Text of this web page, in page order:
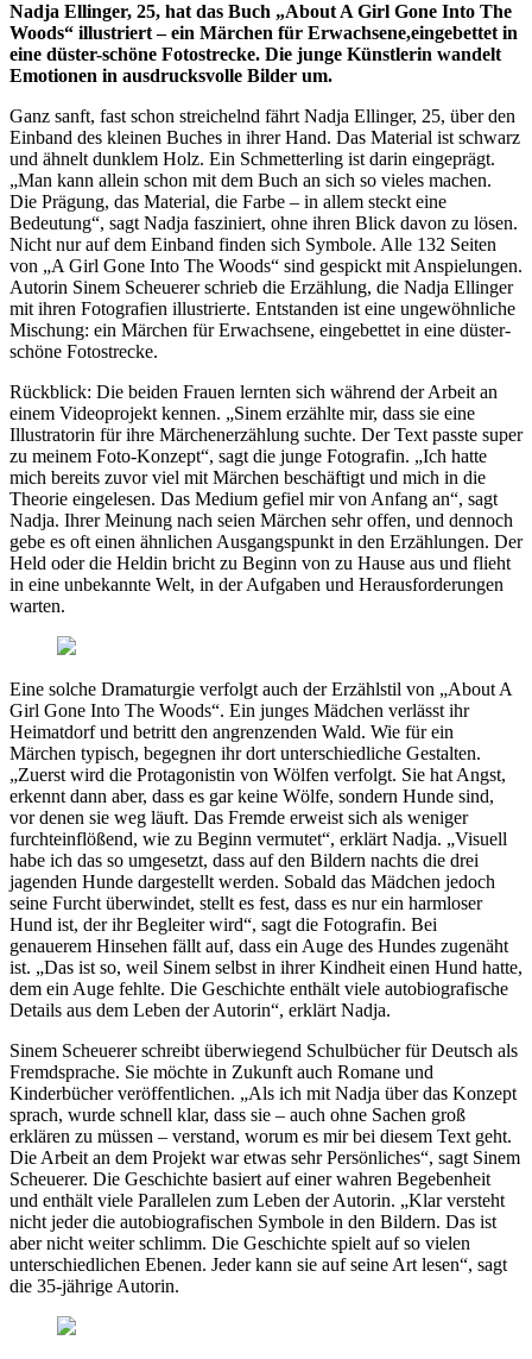
Nadja Ellinger, 25, hat das Buch „About A Girl Gone Into The
Woods“ illustriert – ein Märchen für Erwachsene,eingebettet in
eine düster-schöne Fotostrecke. Die junge Künstlerin wandelt
Emotionen in ausdrucksvolle Bilder um.
Ganz sanft, fast schon streichelnd fährt Nadja Ellinger, 25, über den
Einband des kleinen Buches in ihrer Hand. Das Material ist schwarz
und ähnelt dunklem Holz. Ein Schmetterling ist darin eingeprägt.
„Man kann allein schon mit dem Buch an sich so vieles machen.
Die Prägung, das Material, die Farbe – in allem steckt eine
Bedeutung“, sagt Nadja fasziniert, ohne ihren Blick davon zu lösen.
Nicht nur auf dem Einband finden sich Symbole. Alle 132 Seiten
von „A Girl Gone Into The Woods“ sind gespickt mit Anspielungen.
Autorin Sinem Scheuerer schrieb die Erzählung, die Nadja Ellinger
mit ihren Fotografien illustrierte. Entstanden ist eine ungewöhnliche
Mischung: ein Märchen für Erwachsene, eingebettet in eine düster-
schöne Fotostrecke.
Rückblick: Die beiden Frauen lernten sich während der Arbeit an
einem Videoprojekt kennen. „Sinem erzählte mir, dass sie eine
Illustratorin für ihre Märchenerzählung suchte. Der Text passte super
zu meinem Foto-Konzept“, sagt die junge Fotografin. „Ich hatte
mich bereits zuvor viel mit Märchen beschäftigt und mich in die
Theorie eingelesen. Das Medium gefiel mir von Anfang an“, sagt
Nadja. Ihrer Meinung nach seien Märchen sehr offen, und dennoch
gebe es oft einen ähnlichen Ausgangspunkt in den Erzählungen. Der
Held oder die Heldin bricht zu Beginn von zu Hause aus und flieht
in eine unbekannte Welt, in der Aufgaben und Herausforderungen
warten.
Eine solche Dramaturgie verfolgt auch der Erzählstil von „About A
Girl Gone Into The Woods“. Ein junges Mädchen verlässt ihr
Heimatdorf und betritt den angrenzenden Wald. Wie für ein
Märchen typisch, begegnen ihr dort unterschiedliche Gestalten.
„Zuerst wird die Protagonistin von Wölfen verfolgt. Sie hat Angst,
erkennt dann aber, dass es gar keine Wölfe, sondern Hunde sind,
vor denen sie weg läuft. Das Fremde erweist sich als weniger
furchteinflößend, wie zu Beginn vermutet“, erklärt Nadja. „Visuell
habe ich das so umgesetzt, dass auf den Bildern nachts die drei
jagenden Hunde dargestellt werden. Sobald das Mädchen jedoch
seine Furcht überwindet, stellt es fest, dass es nur ein harmloser
Hund ist, der ihr Begleiter wird“, sagt die Fotografin. Bei
genauerem Hinsehen fällt auf, dass ein Auge des Hundes zugenäht
ist. „Das ist so, weil Sinem selbst in ihrer Kindheit einen Hund hatte,
dem ein Auge fehlte. Die Geschichte enthält viele autobiografische
Details aus dem Leben der Autorin“, erklärt Nadja.
Sinem Scheuerer schreibt überwiegend Schulbücher für Deutsch als
Fremdsprache. Sie möchte in Zukunft auch Romane und
Kinderbücher veröffentlichen. „Als ich mit Nadja über das Konzept
sprach, wurde schnell klar, dass sie – auch ohne Sachen groß
erklären zu müssen – verstand, worum es mir bei diesem Text geht.
Die Arbeit an dem Projekt war etwas sehr Persönliches“, sagt Sinem
Scheuerer. Die Geschichte basiert auf einer wahren Begebenheit
und enthält viele Parallelen zum Leben der Autorin. „Klar versteht
nicht jeder die autobiografischen Symbole in den Bildern. Das ist
aber nicht weiter schlimm. Die Geschichte spielt auf so vielen
unterschiedlichen Ebenen. Jeder kann sie auf seine Art lesen“, sagt
die 35-jährige Autorin.